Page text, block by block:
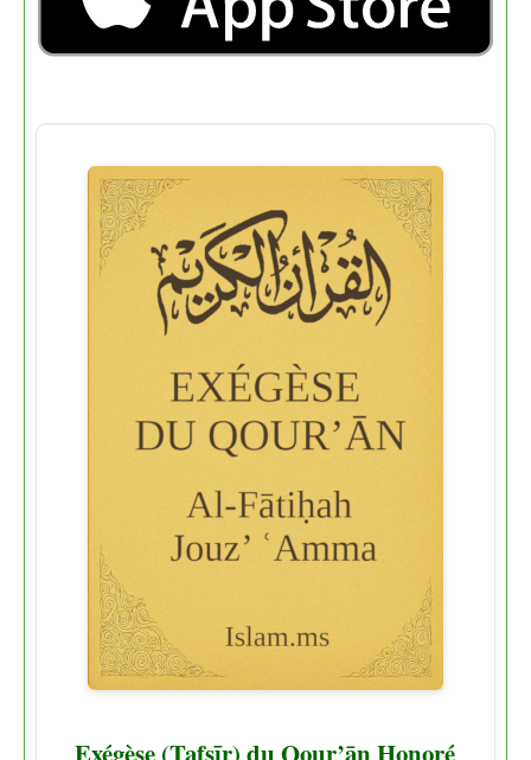
Exégèse (Tafsīr) du Qour’ān Honoré